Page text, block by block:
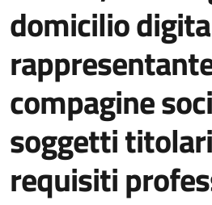
domicilio
compagine
soggetti
requisiti